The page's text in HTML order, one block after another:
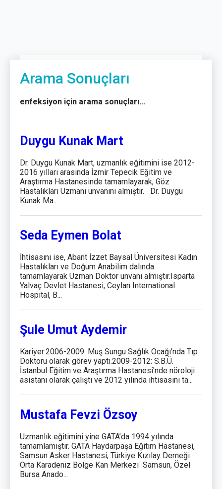
Arama Sonuçları
enfeksiyon için arama sonuçları...
Duygu Kunak Mart
Dr. Duygu Kunak Mart, uzmanlık eğitimini ise 2012-
2016 yılları arasında İzmir Tepecik Eğitim ve
Araştırma Hastanesinde tamamlayarak, Göz
Hastalıkları Uzmanı unvanını almıştır. Dr. Duygu
Kunak Ma...
Seda Eymen Bolat
İhtisasını ise, Abant İzzet Baysal Üniversitesi Kadın
Hastalıkları ve Doğum Anabilim dalında
tamamlayarak Uzman Doktor unvanı almıştır.Isparta
Yalvaç Devlet Hastanesi, Ceylan International
Hospital, B...
Şule Umut Aydemir
Kariyer:2006-2009: Muş Sungu Sağlık Ocağı'nda Tıp
Doktoru olarak görev yaptı.2009-2012: S.B.Ü.
İstanbul Eğitim ve Araştırma Hastanesi'nde nöroloji
asistanı olarak çalıştı ve 2012 yılında ihtisasını ta...
Mustafa Fevzi Özsoy
Uzmanlık eğitimini yine GATA’da 1994 yılında
tamamlamıştır. GATA Haydarpaşa Eğitim Hastanesi,
Samsun Asker Hastanesi, Türkiye Kızılay Derneği
Orta Karadeniz Bölge Kan Merkezi Samsun, Özel
Bursa Anado...